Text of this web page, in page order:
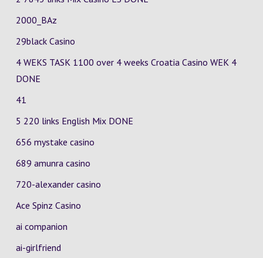
2000_BAz
29black Casino
4 WEKS TASK 1100 over 4 weeks Croatia Casino WEK 4
DONE
41
5 220 links English Mix DONE
656 mystake casino
689 amunra casino
720-alexander casino
Ace Spinz Casino
ai companion
ai-girlfriend